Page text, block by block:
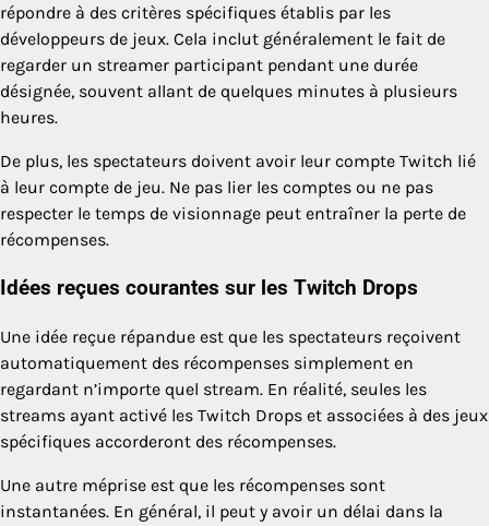
répondre à des critères spécifiques établis par les
développeurs de jeux. Cela inclut généralement le fait de
regarder un streamer participant pendant une durée
désignée, souvent allant de quelques minutes à plusieurs
heures.
De plus, les spectateurs doivent avoir leur compte Twitch lié
à leur compte de jeu. Ne pas lier les comptes ou ne pas
respecter le temps de visionnage peut entraîner la perte de
récompenses.
Idées reçues courantes sur les Twitch Drops
Une idée reçue répandue est que les spectateurs reçoivent
automatiquement des récompenses simplement en
regardant n’importe quel stream. En réalité, seules les
streams ayant activé les Twitch Drops et associées à des jeux
spécifiques accorderont des récompenses.
Une autre méprise est que les récompenses sont
instantanées. En général, il peut y avoir un délai dans la